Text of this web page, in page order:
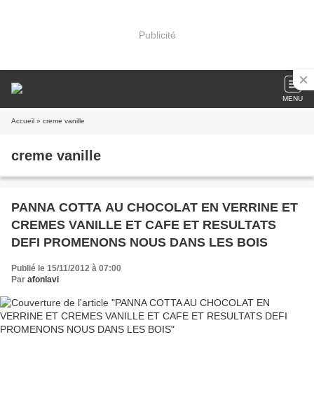
Publicité
MENU
Accueil » creme vanille
creme vanille
PANNA COTTA AU CHOCOLAT EN VERRINE ET
CREMES VANILLE ET CAFE ET RESULTATS
DEFI PROMENONS NOUS DANS LES BOIS
Publié le 15/11/2012 à 07:00
Par afonlavi